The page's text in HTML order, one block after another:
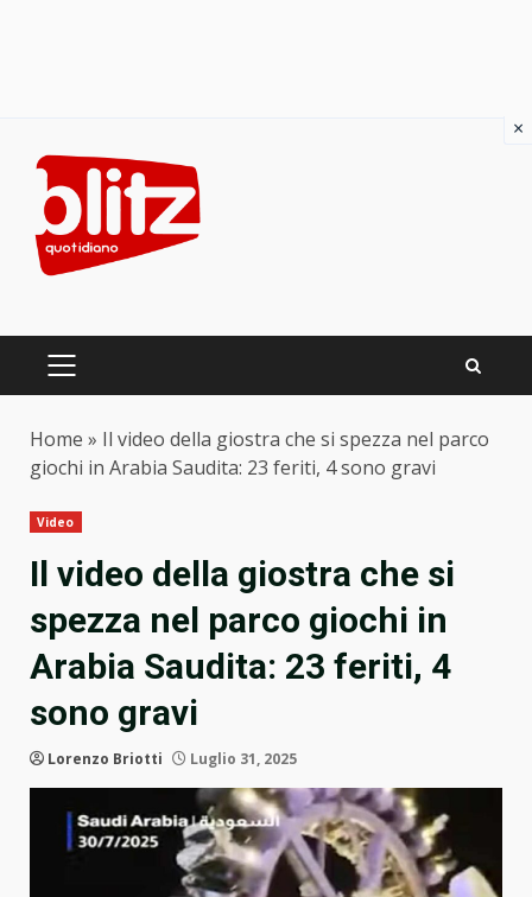
content
PRIMARY
Home » Il video della giostra che si spezza nel parco
giochi in Arabia Saudita: 23 feriti, 4 sono gravi
Video
Il video della giostra che si
spezza nel parco giochi in
Arabia Saudita: 23 feriti, 4
sono gravi
Lorenzo Briotti Luglio 31, 2025
×